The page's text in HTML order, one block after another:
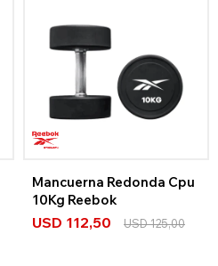
Mancuerna Redonda Cpu
10Kg Reebok
USD 112,50 USD125,00